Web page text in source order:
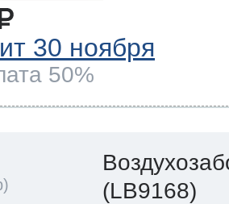
30 ноября
50%
(LB9168)